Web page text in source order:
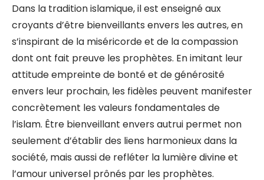
Dans la tradition islamique, il est enseigné aux
croyants d’être bienveillants envers les autres, en
s’inspirant de la miséricorde et de la compassion
dont ont fait preuve les prophètes. En imitant leur
attitude empreinte de bonté et de générosité
envers leur prochain, les fidèles peuvent manifester
concrètement les valeurs fondamentales de
l’islam. Être bienveillant envers autrui permet non
seulement d’établir des liens harmonieux dans la
société, mais aussi de refléter la lumière divine et
l’amour universel prônés par les prophètes.